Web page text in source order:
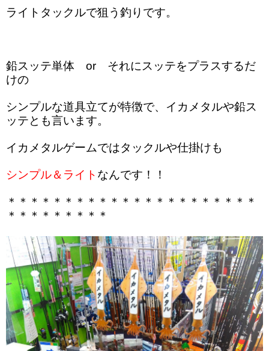
ライトタックルで狙う釣りです。
鉛スッテ単体 or それにスッテをプラスするだ
けの
シンプルな道具立てが特徴で、イカメタルや鉛ス
ッテとも言います。
イカメタルゲームではタックルや仕掛けも
シンプル＆ライト なんです！！
＊＊＊＊＊＊＊＊＊＊＊＊＊＊＊＊＊＊＊＊＊＊
＊＊＊＊＊＊＊＊＊